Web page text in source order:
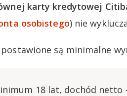
karty kredytowej
osobistego) nie
są minimalne
18 lat, dochód netto